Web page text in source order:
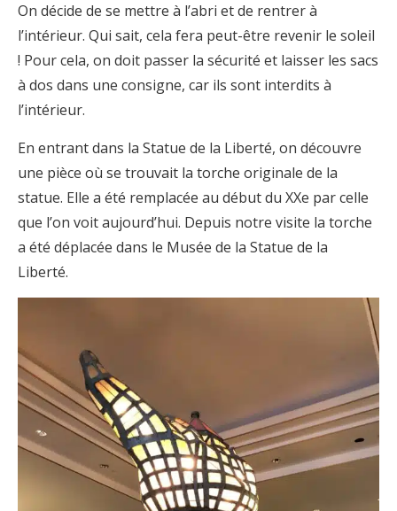
On décide de se mettre à l’abri et de rentrer à
l’intérieur. Qui sait, cela fera peut-être revenir le soleil
! Pour cela, on doit passer la sécurité et laisser les sacs
à dos dans une consigne, car ils sont interdits à
l’intérieur.
En entrant dans la Statue de la Liberté, on découvre
une pièce où se trouvait la torche originale de la
statue. Elle a été remplacée au début du XXe par celle
que l’on voit aujourd’hui. Depuis notre visite la torche
a été déplacée dans le Musée de la Statue de la
Liberté.